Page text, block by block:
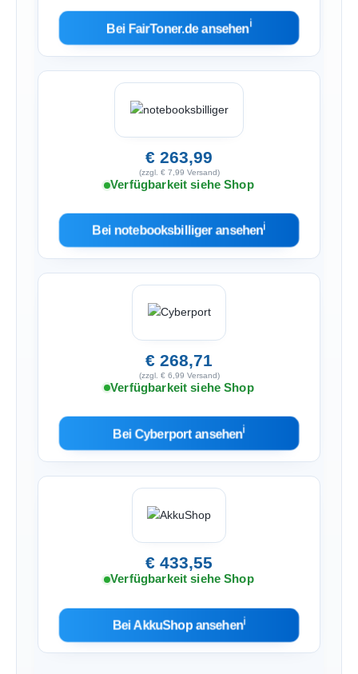
Bei FairToner.de ansehenℹ︎
€ 263,99
(zzgl. € 7,99 Versand)
Verfügbarkeit siehe Shop
Bei notebooksbilliger ansehenℹ︎
€ 268,71
(zzgl. € 6,99 Versand)
Verfügbarkeit siehe Shop
Bei Cyberport ansehenℹ︎
€ 433,55
Verfügbarkeit siehe Shop
Bei AkkuShop ansehenℹ︎